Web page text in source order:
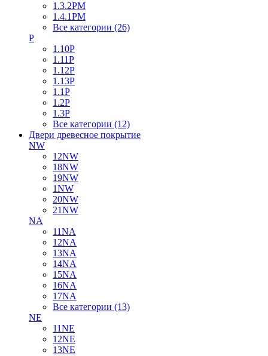
1.3.2PM
1.4.1PM
Все категории (26)
P
1.10P
1.11P
1.12P
1.13P
1.1P
1.2P
1.3P
Все категории (12)
Двери древесное покрытие
NW
12NW
18NW
19NW
1NW
20NW
21NW
NA
11NA
12NA
13NA
14NA
15NA
16NA
17NA
Все категории (13)
NE
11NE
12NE
13NE